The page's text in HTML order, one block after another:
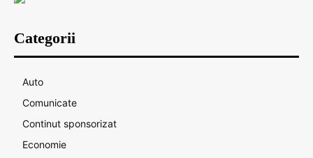
Categorii
Auto
Comunicate
Continut sponsorizat
Economie